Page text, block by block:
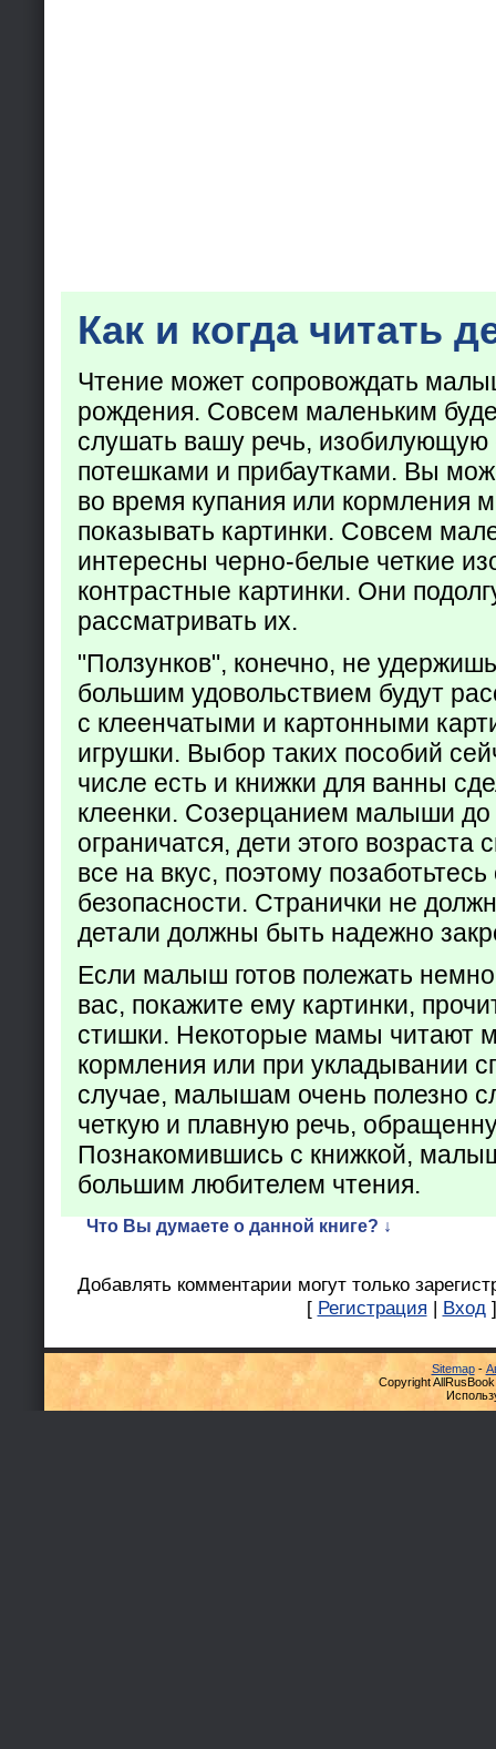
Как и когда читать
Чтение может сопровождать
рождения. Совсем маленьким
слушать вашу речь,
потешками и прибаутками. Вы
во время купания или кормления
показывать картинки. Совсем
интересны черно-белые четкие
контрастные картинки. Они
рассматривать их.
"Ползунков", конечно, не
большим удовольствием будут
с клеенчатыми и картонными
игрушки. Выбор таких пособий
числе есть и книжки для ванны
клеенки. Созерцанием малыши до
ограничатся, дети этого возраста
все на вкус, поэтому позаботьтесь
безопасности. Странички не
детали должны быть надежно
Если малыш готов полежать
вас, покажите ему картинки,
стишки. Некоторые мамы читают
кормления или при укладывании
случае, малышам очень полезно
четкую и плавную речь,
Познакомившись с книжкой,
большим любителем чтения.
Что Вы думаете о данной книге? ↓
Добавлять комментарии могут только
[ Регистрация | Вход ]
Sitemap-
Copyright